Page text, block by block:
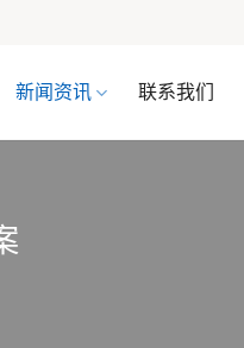
新闻资讯 联系我们